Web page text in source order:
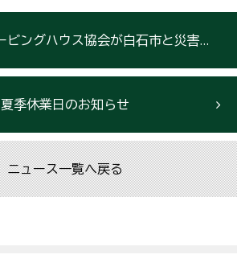
（一社）日本ムービングハウス協会が白石市と災害時支援協定を締結
夏季休業日のお知らせ
ニュース一覧へ戻る